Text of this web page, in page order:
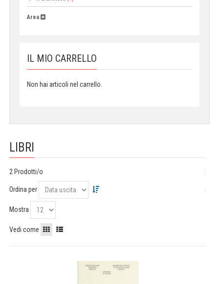
Area
IL MIO CARRELLO
Non hai articoli nel carrello.
LIBRI
2 Prodotti/o
Ordina per
Mostra
Vedi come